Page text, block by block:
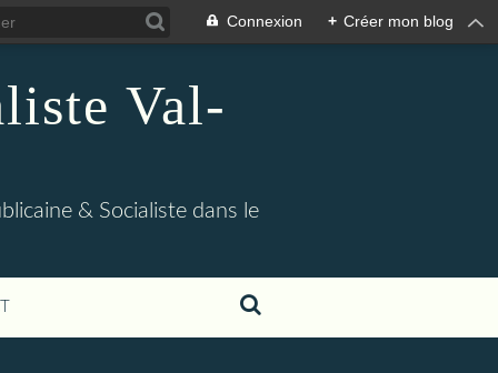
Connexion + Créer mon blog
Val-
& Socialiste dans le